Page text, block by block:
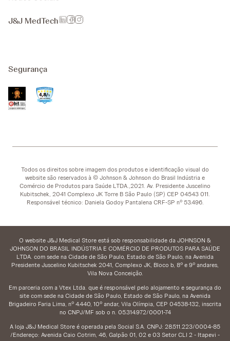
J&J MedTech
Segurança
Todos os direitos sobre imagem dos produtos e identificação visual do
website são reservados à © Johnson & Johnson do Brasil Indústria e
Comércio de Produtos para Saúde LTDA.,2021. Av. Presidente Juscelino
Kubitschek, 2041 Complexo JK Torre B São Paulo (SP) CEP 04543 011.
Responsável técnico: Daniela Godoy Pantalena CRF-SP nº 53.496.
O website J&J Medical Store está sob responsabilidade da JOHNSON &
JOHNSON DO BRASIL INDÚSTRIA E COMÉRCIO DE PRODUTOS PARA SAÚDE
LTDA. com sede na Cidade de São Paulo, Estado de São Paulo, na Avenida
Presidente Juscelino Kubitschek 2041, Complexo JK, Bloco b, 8º e 9º andares,
Vila Nova Conceição.
Em parceria com a Vtex Ltda. que é responsável pelo alojamento e segurança do
site com sede na Cidade de São Paulo, Estado de São Paulo, na Avenida
Brigadeiro Faria Lima, nº 4.440, 10º andar, Vila Olímpia, CEP 04538-132, inscrita
no CNPJ/MF sob o n. 05.314.972/0001-74
A loja J&J Medical Store é operada pela Social S.A. CNPJ: 28.511.223/0004-85
/Endereço: Avenida Caio Cotrim, 46, Galpão 01, 02 e 03 Setor CLI 2 - Itapevi -